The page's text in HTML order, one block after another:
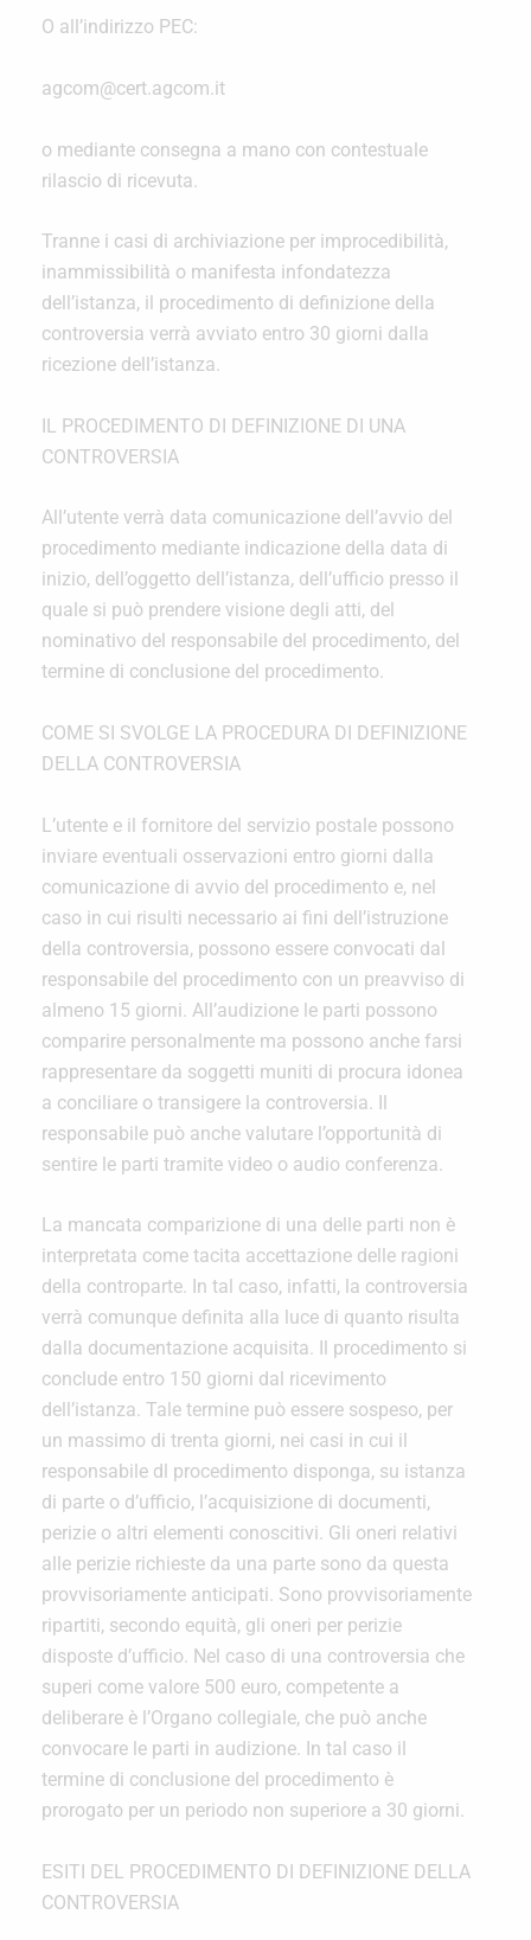
O all’indirizzo PEC:
agcom@cert.agcom.it
o mediante consegna a mano con contestuale
rilascio di ricevuta.
Tranne i casi di archiviazione per improcedibilità,
inammissibilità o manifesta infondatezza
dell’istanza, il procedimento di definizione della
controversia verrà avviato entro 30 giorni dalla
ricezione dell’istanza.
IL PROCEDIMENTO DI DEFINIZIONE DI UNA
CONTROVERSIA
All’utente verrà data comunicazione dell’avvio del
procedimento mediante indicazione della data di
inizio, dell’oggetto dell’istanza, dell’ufficio presso il
quale si può prendere visione degli atti, del
nominativo del responsabile del procedimento, del
termine di conclusione del procedimento.
COME SI SVOLGE LA PROCEDURA DI DEFINIZIONE
DELLA CONTROVERSIA
L’utente e il fornitore del servizio postale possono
inviare eventuali osservazioni entro giorni dalla
comunicazione di avvio del procedimento e, nel
caso in cui risulti necessario ai fini dell’istruzione
della controversia, possono essere convocati dal
responsabile del procedimento con un preavviso di
almeno 15 giorni. All’audizione le parti possono
comparire personalmente ma possono anche farsi
rappresentare da soggetti muniti di procura idonea
a conciliare o transigere la controversia. Il
responsabile può anche valutare l’opportunità di
sentire le parti tramite video o audio conferenza.
La mancata comparizione di una delle parti non è
interpretata come tacita accettazione delle ragioni
della controparte. In tal caso, infatti, la controversia
verrà comunque definita alla luce di quanto risulta
dalla documentazione acquisita. Il procedimento si
conclude entro 150 giorni dal ricevimento
dell’istanza. Tale termine può essere sospeso, per
un massimo di trenta giorni, nei casi in cui il
responsabile dl procedimento disponga, su istanza
di parte o d’ufficio, l’acquisizione di documenti,
perizie o altri elementi conoscitivi. Gli oneri relativi
alle perizie richieste da una parte sono da questa
provvisoriamente anticipati. Sono provvisoriamente
ripartiti, secondo equità, gli oneri per perizie
disposte d’ufficio. Nel caso di una controversia che
superi come valore 500 euro, competente a
deliberare è l’Organo collegiale, che può anche
convocare le parti in audizione. In tal caso il
termine di conclusione del procedimento è
prorogato per un periodo non superiore a 30 giorni.
ESITI DEL PROCEDIMENTO DI DEFINIZIONE DELLA
CONTROVERSIA